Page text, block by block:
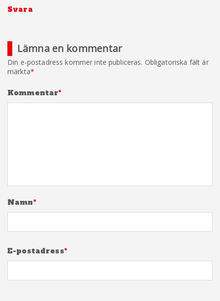
Svara
Lämna en kommentar
Din e-postadress kommer inte publiceras. Obligatoriska fält är
märkta*
Kommentar*
Namn*
E-postadress*